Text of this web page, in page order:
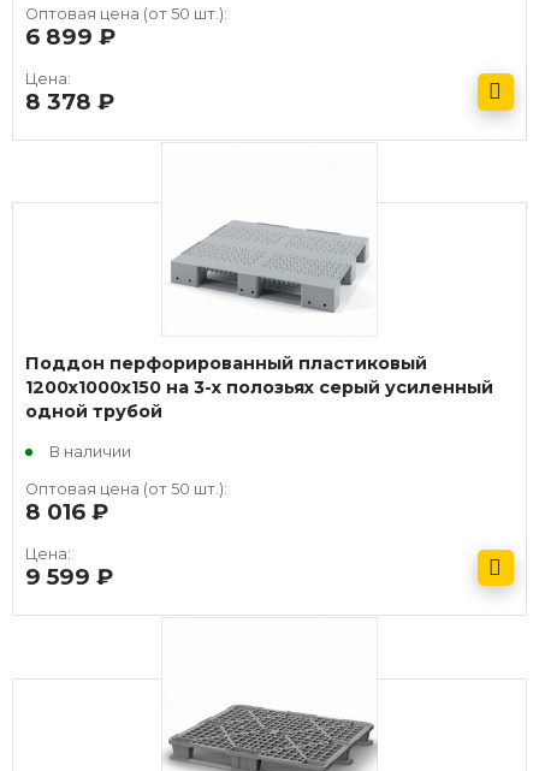
Оптовая цена (от 50 шт.):
6 899
Цена:
8 378
Поддон перфорированный пластиковый
1200х1000х150 на 3-х полозьях серый усиленный
одной трубой
В наличии
Оптовая цена (от 50 шт.):
8 016
Цена:
9 599